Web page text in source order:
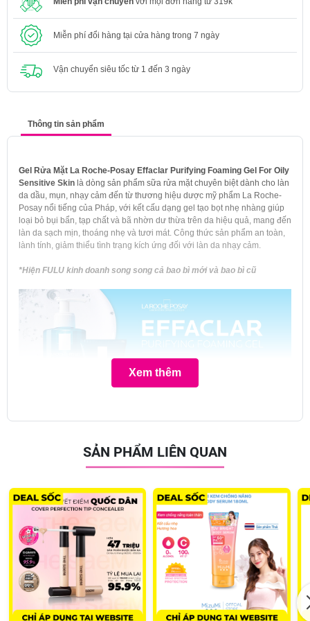
Miễn phí đổi hàng tại cửa hàng trong 7 ngày
Vận chuyển siêu tốc từ 1 đến 3 ngày
Thông tin sản phẩm
Gel Rửa Mặt La Roche-Posay Effaclar Purifying Foaming Gel For Oily
Sensitive Skin là dòng sản phẩm sữa rửa mặt chuyên biệt dành cho làn
da dầu, mụn, nhạy cảm đến từ thương hiệu dược mỹ phẩm La Roche-
Posay nổi tiếng của Pháp, với kết cấu dạng gel tạo bọt nhẹ nhàng giúp
loại bỏ bụi bẩn, tạp chất và bã nhờn dư thừa trên da hiệu quả, mang đến
làn da sạch mịn, thoáng nhẹ và tươi mát. Công thức sản phẩm an toàn,
lành tính, giảm thiểu tình trạng kích ứng đối với làn da nhạy cảm.
*Hiện FULU kinh doanh song song cả bao bì mới và bao bì cũ
Gel Rửa Mặt La Roche-Posay Effaclar Purifying Foaming Gel For Oily
tạiFULUvới 3 dung tích đa dạng phù hợp với từng nhu cầu riêng biệt:
50ml (mini size)
400ml (full size - vòi bơm)
Loại da phù hợp:
Sản phẩm phù hợp cho da dầu, da mụn, da nhạy cảm.
Xem thêm
SẢN PHẨM LIÊN QUAN